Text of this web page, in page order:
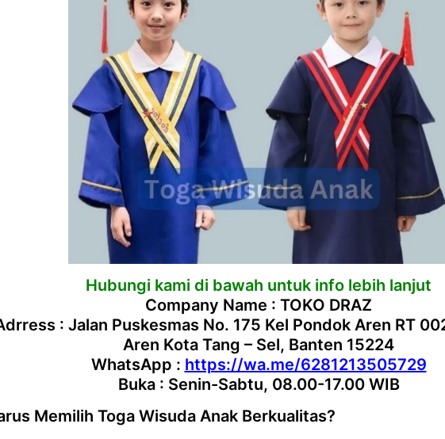
Hubungi kami di bawah untuk info lebih lanjut
Company Name : TOKO DRAZ
: Jalan Puskesmas No. 175 Kel Pondok Aren RT
Aren Kota Tang – Sel, Banten 15224
WhatsApp : https://wa.me/6281213505729
Buka : Senin-Sabtu, 08.00-17.00 WIB
Memilih Toga Wisuda Anak Berkualitas?